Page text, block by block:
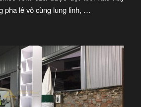
pha lê vô cùng lung linh, …